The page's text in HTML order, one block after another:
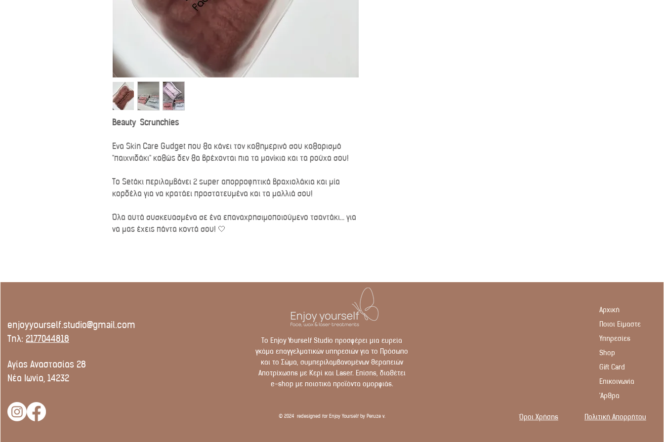
Beauty Scrunchies
Ένα Skin Care Gudget που θα κάνει τον καθημερινό σου καθαρισμό
"παιχνιδάκι" καθώς δεν θα βρέχονται πια τα μανίκια και τα ρούχα σου!
Το Setάκι περιλαμβάνει 2 super απορροφητικά βραχιολάκια και μία
κορδέλα για να κρατάει προστατευμένα και τα μαλλιά σου!
Όλα αυτά συσκευασμένα σε ένα επαναχρησιμοποιούμενο τσαντάκι... για
να μας έχεις πάντα κοντά σου! 🤍
enjoyyourself.studio@gmail.com
Τηλ: 2177044818
Αγίας Αναστασίας 28
Νέα Ιωνία, 14232
Το Enjoy Yourself Studio προσφέρει μια ευρεία
γκάμα επαγγελματικών υπηρεσιών για το Πρόσωπο
και το Σώμα, συμπεριλαμβανομένων θεραπειών
Αποτρίχωσης με Κερί και Laser. Επίσης, διαθέτει
e-shop με ποιοτικά προϊόντα ομορφιάς.
© 2024 redesigned for Enjoy Yourself by Peruze v.
Αρχική
Ποιοι Είμαστε
Υπηρεσίες
Shop
Gift Card
Επικοινωνία
'Αρθρα
Όροι Χρήσης Πολιτική Απορρήτου